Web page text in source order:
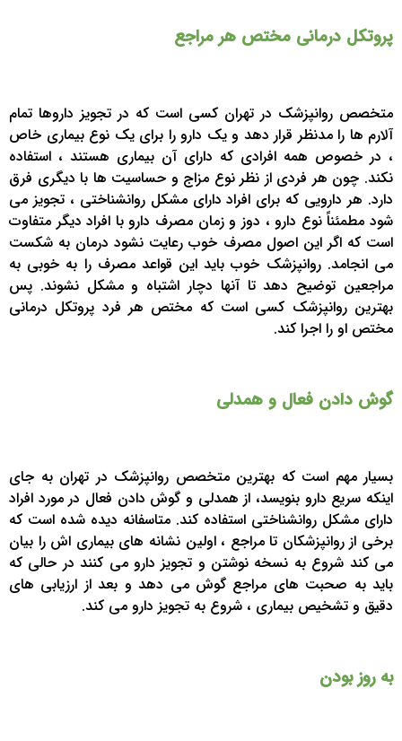
پروتکل درمانی مختص هر مراجع
متخصص روانپزشک در تهران کسی است که در تجویز داروها تمام
آلارم ها را مدنظر قرار دهد و یک دارو را برای یک نوع بیماری خاص
، در خصوص همه افرادی که دارای آن بیماری هستند ، استفاده
نکند. چون هر فردی از نظر نوع مزاج و حساسیت ها با دیگری فرق
دارد. هر دارویی که برای افراد دارای مشکل روانشناختی ، تجویز می
شود مطمئناً نوع دارو ، دوز و زمان مصرف دارو با افراد دیگر متفاوت
است که اگر این اصول مصرف خوب رعایت نشود درمان به شکست
می انجامد. روانپزشک خوب باید این قواعد مصرف را به خوبی به
مراجعین توضیح دهد تا آنها دچار اشتباه و مشکل نشوند. پس
بهترین روانپزشک کسی است که مختص هر فرد پروتکل درمانی
مختص او را اجرا کند.
گوش دادن فعال و همدلی
بسیار مهم است که بهترین متخصص روانپزشک در تهران به جای
اینکه سریع دارو بنویسد، از همدلی و گوش دادن فعال در مورد افراد
دارای مشکل روانشناختی استفاده کند. متاسفانه دیده شده است که
برخی از روانپزشکان تا مراجع ، اولین نشانه های بیماری اش را بیان
می کند شروع به نسخه نوشتن و تجویز دارو می کنند در حالی که
باید به صحبت های مراجع گوش می دهد و بعد از ارزیابی های
دقیق و تشخیص بیماری ، شروع به تجویز دارو می کند.
به روز بودن